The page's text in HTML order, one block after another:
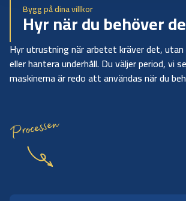
Bygg på dina villkor
Hyr när du behöver
Hyr utrustning när arbetet kräver det,
eller hantera underhåll. Du väljer period, vi
maskinerna är redo att användas när du
Processen